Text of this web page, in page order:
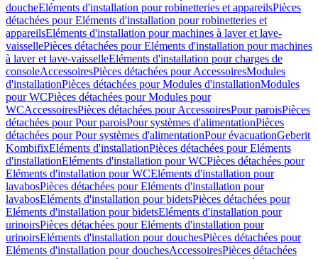
doucheEléments d'installation pour robinetteries et appareilsPièces
détachées pour Eléments d'installation pour robinetteries et
appareilsEléments d'installation pour machines à laver et lave-
vaissellePièces détachées pour Eléments d'installation pour machines
à laver et lave-vaisselleEléments d'installation pour charges de
consoleAccessoiresPièces détachées pour AccessoiresModules
d'installationPièces détachées pour Modules d'installationModules
pour WCPièces détachées pour Modules pour
WCAccessoiresPièces détachées pour AccessoiresPour paroisPièces
détachées pour Pour paroisPour systèmes d'alimentationPièces
détachées pour Pour systèmes d'alimentationPour évacuationGeberit
KombifixEléments d'installationPièces détachées pour Eléments
d'installationEléments d'installation pour WCPièces détachées pour
Eléments d'installation pour WCEléments d'installation pour
lavabosPièces détachées pour Eléments d'installation pour
lavabosEléments d'installation pour bidetsPièces détachées pour
Eléments d'installation pour bidetsEléments d'installation pour
urinoirsPièces détachées pour Eléments d'installation pour
urinoirsEléments d'installation pour douchesPièces détachées pour
Eléments d'installation pour douchesAccessoiresPièces détachées